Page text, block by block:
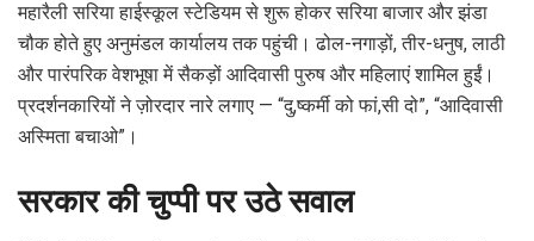
महारैली सरिया हाईस्कूल स्टेडियम से शुरू होकर सरिया बाजार और झंडा
चौक होते हुए अनुमंडल कार्यालय तक पहुंची। ढोल-नगाड़ों, तीर-धनुष, लाठी
और पारंपरिक वेशभूषा में सैकड़ों आदिवासी पुरुष और महिलाएं शामिल हुईं।
प्रदर्शनकारियों ने ज़ोरदार नारे लगाए — “दु,ष्कर्मी को फां,सी दो”, “आदिवासी
अस्मिता बचाओ”।
सरकार की चुप्पी पर उठे सवाल